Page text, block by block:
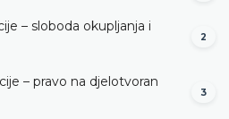
– sloboda okupljanja i
2
– pravo na djelotvoran
3